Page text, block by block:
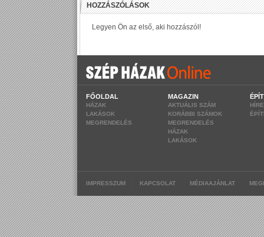
FŐOLDAL
HÁZAK
LAKÁSOK
MEGRENDELÉS
MAGAZIN
AKTUÁLIS SZÁM
KORÁBBI SZÁMOK
MEGRENDELÉS
HÁZAK
LAKÁSOK
IMPRESSZUM KAPCSOLAT MÉDIAAJÁNLAT